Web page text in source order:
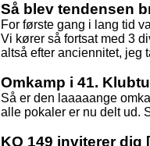
Så blev tendensen
For første gang i lang tid
Vi kører så fortsat med 3
altså efter anciennitet, jeg
Omkamp i 41.
Så er den laaaaange
alle pokaler er nu delt ud.
KO 149 inviterer dig